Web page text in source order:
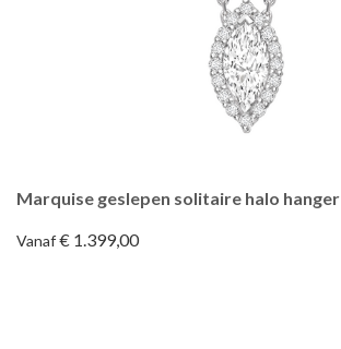
Marquise geslepen solitaire halo hanger
Vanaf€ 1.399,00